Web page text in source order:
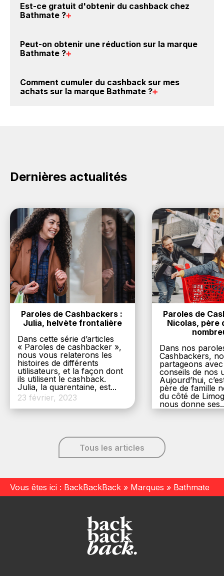
promo sur les produits Bathmate. Choisissez un site
Est-ce gratuit d'obtenir du cashback chez
Bathmate ?
compte gratuitement pour cumuler vos réductions
Bathmate.
Peut-on obtenir une réduction sur la marque
Bathmate ?
crédités sur votre cagnotte BackBackBack lorsque
vous achetez des produits de la marque Bathmate
Comment cumuler du cashback sur mes
achats sur la marque Bathmate ?
achat sur le site Bathmate.
Dernières actualités
Paroles de Cashbackers :
Julia, helvète frontalière
Dans cette série d’articles
« Paroles de cashbacker »,
nous vous relaterons les
histoires de différents
utilisateurs, et la façon dont
ils utilisent le cashback.
Julia, la quarentaine, est...
23 février, 2023
Paroles de
Nicolas, père
Dans nos
Cashbackers,
partageons
conseils de nos
Aujourd’hui,
père de famille
du côté de
nous donne
Tous les articles
Vous êtes ici : BackBackBack » Marques » Bathmate